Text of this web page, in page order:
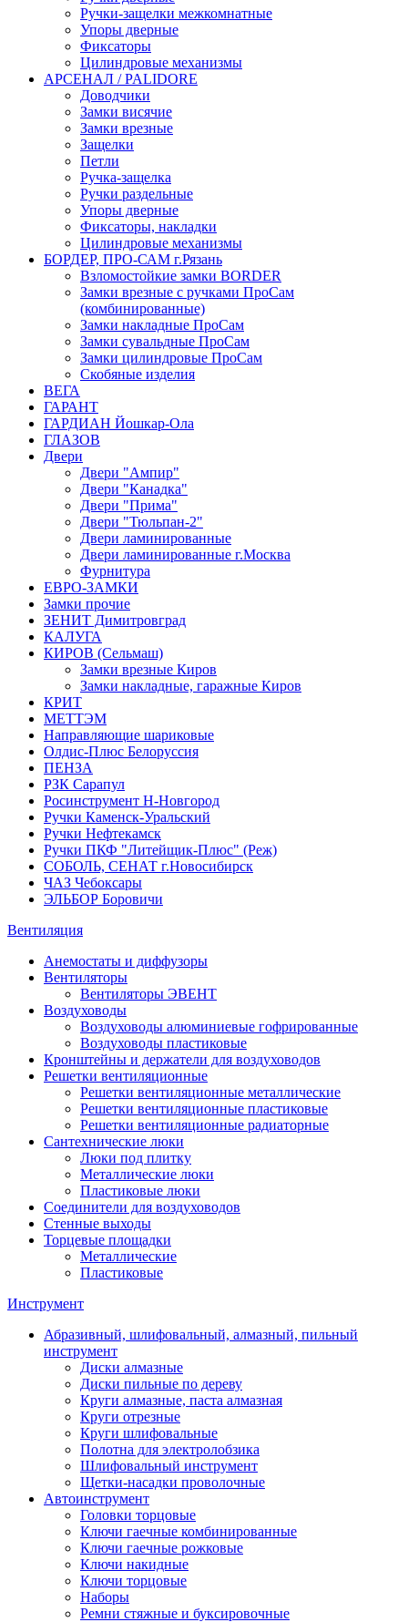
Ручки-защелки межкомнатные
Упоры дверные
Фиксаторы
Цилиндровые механизмы
АРСЕНАЛ / PALIDORE
Доводчики
Замки висячие
Замки врезные
Защелки
Петли
Ручка-защелка
Ручки раздельные
Упоры дверные
Фиксаторы, накладки
Цилиндровые механизмы
БОРДЕР, ПРО-САМ г.Рязань
Взломостойкие замки BORDER
Замки врезные с ручками ПроСам
(комбинированные)
Замки накладные ПроСам
Замки сувальдные ПроСам
Замки цилиндровые ПроСам
Скобяные изделия
ВЕГА
ГАРАНТ
ГАРДИАН Йошкар-Ола
ГЛАЗОВ
Двери
Двери "Ампир"
Двери "Канадка"
Двери "Прима"
Двери "Тюльпан-2"
Двери ламинированные
Двери ламинированные г.Москва
Фурнитура
ЕВРО-ЗАМКИ
Замки прочие
ЗЕНИТ Димитровград
КАЛУГА
КИРОВ (Сельмаш)
Замки врезные Киров
Замки накладные, гаражные Киров
КРИТ
МЕТТЭМ
Направляющие шариковые
Олдис-Плюс Белоруссия
ПЕНЗА
РЗК Сарапул
Росинструмент Н-Новгород
Ручки Каменск-Уральский
Ручки Нефтекамск
Ручки ПКФ "Литейщик-Плюс" (Реж)
СОБОЛЬ, СЕНАТ г.Новосибирск
ЧАЗ Чебоксары
ЭЛЬБОР Боровичи
Вентиляция
Анемостаты и диффузоры
Вентиляторы
Вентиляторы ЭВЕНТ
Воздуховоды
Воздуховоды алюминиевые гофрированные
Воздуховоды пластиковые
Кронштейны и держатели для воздуховодов
Решетки вентиляционные
Решетки вентиляционные металлические
Решетки вентиляционные пластиковые
Решетки вентиляционные радиаторные
Сантехнические люки
Люки под плитку
Металлические люки
Пластиковые люки
Соединители для воздуховодов
Стенные выходы
Торцевые площадки
Металлические
Пластиковые
Инструмент
Абразивный, шлифовальный, алмазный, пильный
инструмент
Диски алмазные
Диски пильные по дереву
Круги алмазные, паста алмазная
Круги отрезные
Круги шлифовальные
Полотна для электролобзика
Шлифовальный инструмент
Щетки-насадки проволочные
Автоинструмент
Головки торцовые
Ключи гаечные комбинированные
Ключи гаечные рожковые
Ключи накидные
Ключи торцовые
Наборы
Ремни стяжные и буксировочные